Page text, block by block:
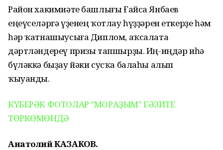
Район хакимиәте башлығы Ғайса Янбаев
еңеүселәргә үҙенең ҡотлау һүҙҙәрен еткерҙе һәм
һәр ҡатнашыусыға Диплом, аҡсалата
дәртләндереү призы тапшырҙы. Иң-иңдәр иһә
бүләккә быҙау йәки сусҡа балаһы алып
ҡыуанды.
КҮБЕРӘК ФОТОЛАР "МОРАҘЫМ" ГӘЗИТЕ
ТӨРКӨМӨНДӘ
Анатолий КАЗАКОВ.